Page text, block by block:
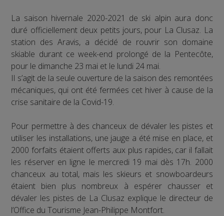
La saison hivernale 2020-2021 de ski alpin aura donc
duré officiellement deux petits jours, pour La Clusaz. La
station des Aravis, a décidé de rouvrir son domaine
skiable durant ce week-end prolongé de la Pentecôte,
pour le dimanche 23 mai et le lundi 24 mai.
Il s’agit de la seule ouverture de la saison des remontées
mécaniques, qui ont été fermées cet hiver à cause de la
crise sanitaire de la Covid-19.
Pour permettre à des chanceux de dévaler les pistes et
utiliser les installations, une jauge a été mise en place, et
2000 forfaits étaient offerts aux plus rapides, car il fallait
les réserver en ligne le mercredi 19 mai dès 17h. 2000
chanceux au total, mais les skieurs et snowboardeurs
étaient bien plus nombreux à espérer chausser et
dévaler les pistes de La Clusaz explique le directeur de
l’Office du Tourisme Jean-Philippe Montfort.